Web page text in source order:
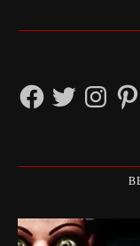
FacebookTwitterInstagram